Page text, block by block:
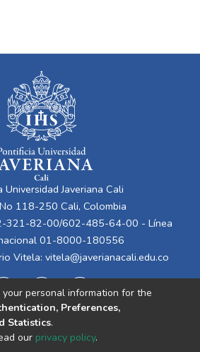
Universidad Javeriana Cali
118-250 Cali, Colombia
321-82-00/602-485-64-00 - Línea
01-8000-180556
Vitela: vitela@javerianacali.edu.co
personal information for the
Preferences,
Statistics.
our privacy policy.